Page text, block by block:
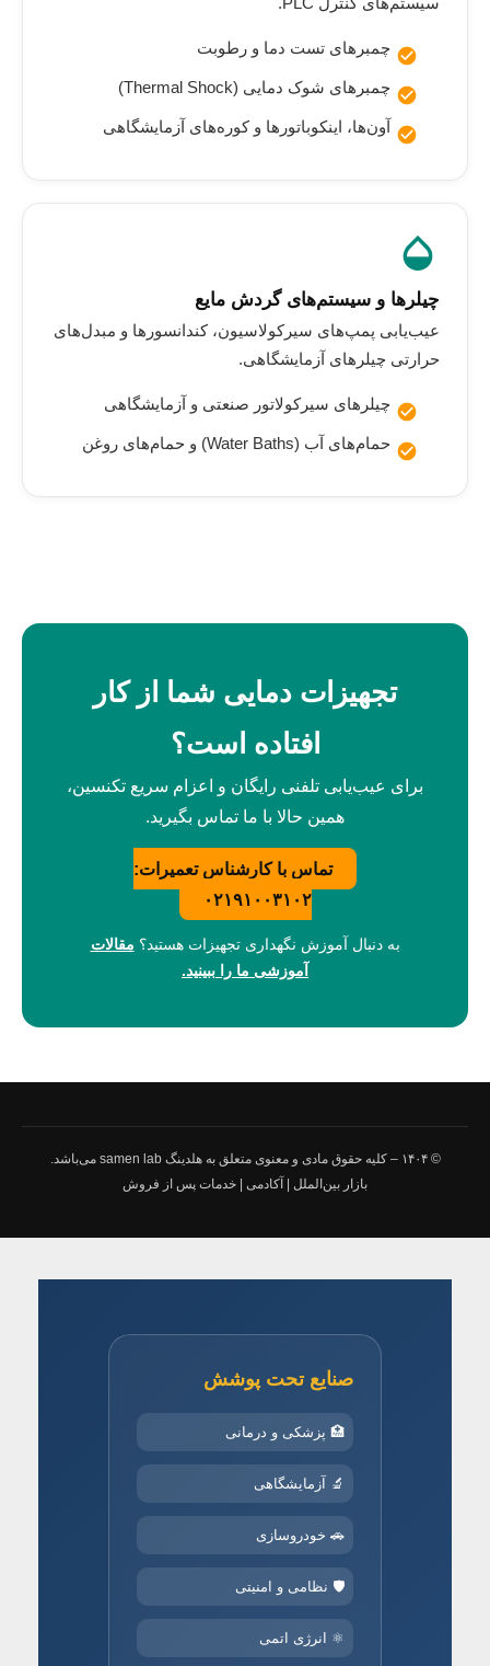
چمبرهای تست دما و رطوبت
چمبرهای شوک دمایی (Thermal Shock)
آون‌ها، اینکوباتورها و کوره‌های آزمایشگاهی
opacity
چیلرها و سیستم‌های گردش مایع
عیب‌یابی پمپ‌های سیرکولاسیون، کندانسورها و مبدل‌های
حرارتی چیلرهای آزمایشگاهی.
چیلرهای سیرکولاتور صنعتی و آزمایشگاهی
حمام‌های آب (Water Baths) و حمام‌های روغن
تجهیزات دمایی شما از کار
افتاده است؟
برای عیب‌یابی تلفنی رایگان و اعزام سریع تکنسین،
همین حالا با ما تماس بگیرید.
تماس با کارشناس تعمیرات:
۰۲۱۹۱۰۰۳۱۰۲
به دنبال آموزش نگهداری تجهیزات هستید؟ مقالات
آموزشی ما را ببینید.
© ۱۴۰۴ – کلیه حقوق مادی و معنوی متعلق به هلدینگ samen lab می‌باشد.
بازار بین‌الملل | آکادمی | خدمات پس از فروش
صنایع تحت پوشش
🏥 پزشکی و درمانی
🔬 آزمایشگاهی
🚗 خودروسازی
🛡️ نظامی و امنیتی
⚛️ انرژی اتمی